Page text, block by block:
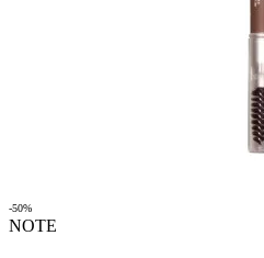
-50%
NOTE